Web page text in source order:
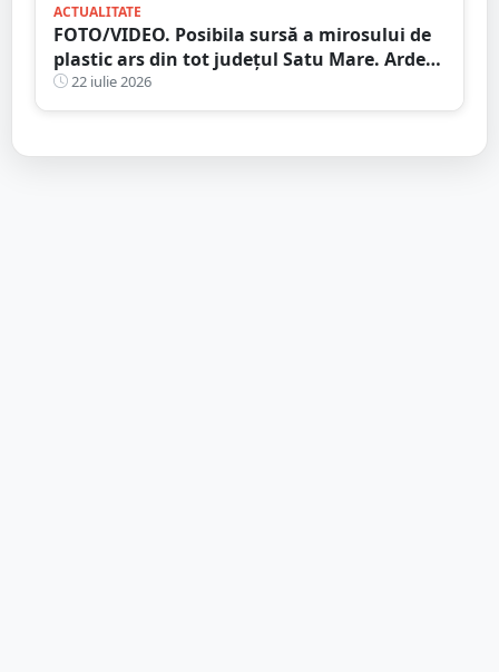
ACTUALITATE
FOTO/VIDEO. Posibila sursă a mirosului de
plastic ars din tot județul Satu Mare. Arde
un depozitul de deșeuri, la aproximativ 15
kilometri de granița României
22 iulie 2026